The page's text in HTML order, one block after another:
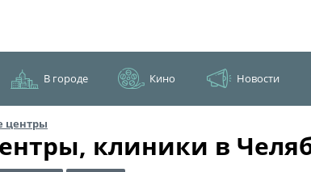
В городе Кино Новости
центры
клиники в